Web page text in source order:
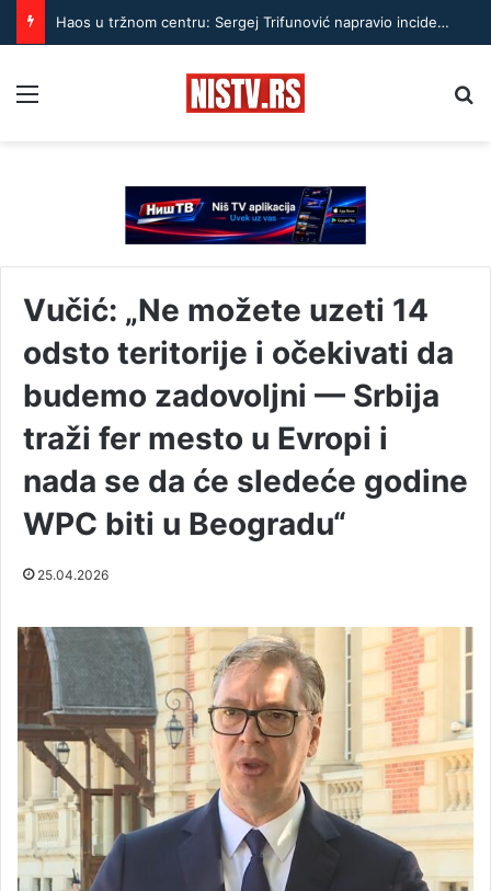
Haos u tržnom centru: Sergej Trifunović napravio incident, obezbeđenje pokušalo da pretrese njegovu suprugu, stigla policija
Vučić: „Ne možete uzeti 14
odsto teritorije i očekivati da
budemo zadovoljni — Srbija
traži fer mesto u Evropi i
nada se da će sledeće godine
WPC biti u Beogradu“
25.04.2026